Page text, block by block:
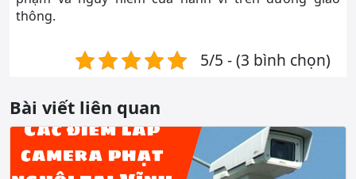
thông.
5/5 - (3 bình chọn)
Bài viết liên quan